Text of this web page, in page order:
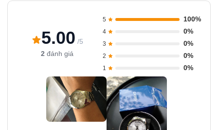
5.00 /5
2 đánh giá
5 100%
4 0%
3 0%
2 0%
1 0%